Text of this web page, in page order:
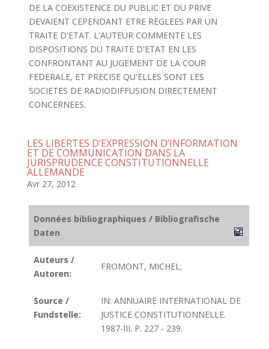
DE LA COEXISTENCE DU PUBLIC ET DU PRIVE
DEVAIENT CEPENDANT ETRE REGLEES PAR UN
TRAITE D'ETAT. L'AUTEUR COMMENTE LES
DISPOSITIONS DU TRAITE D'ETAT EN LES
CONFRONTANT AU JUGEMENT DE LA COUR
FEDERALE, ET PRECISE QU'ELLES SONT LES
SOCIETES DE RADIODIFFUSION DIRECTEMENT
CONCERNEES.
LES LIBERTES D’EXPRESSION D’INFORMATION
ET DE COMMUNICATION DANS LA
JURISPRUDENCE CONSTITUTIONNELLE
ALLEMANDE
Avr 27, 2012
Données bibliographiques / Bibliografische
Daten
Auteurs /
Autoren:
FROMONT, MICHEL;
Source /
Fundstelle:
IN: ANNUAIRE INTERNATIONAL DE
JUSTICE CONSTITUTIONNELLE.
1987-III. P. 227 - 239.